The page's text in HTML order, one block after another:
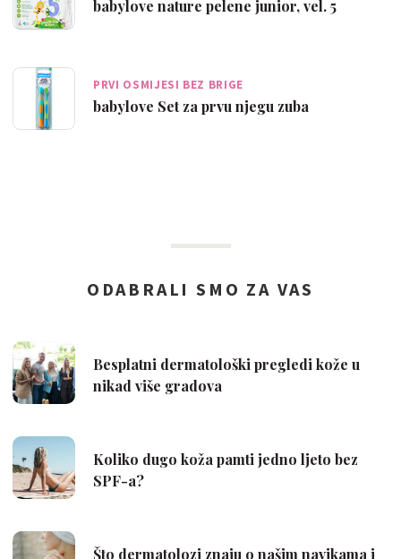
babylove nature pelene junior, vel. 5
PRVI OSMIJESI BEZ BRIGE
babylove Set za prvu njegu zuba